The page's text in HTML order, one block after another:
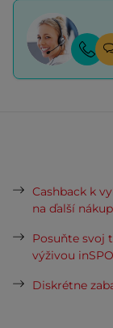
Cashback k
na ďalší
Posuňte svoj
výživou
Diskrétne